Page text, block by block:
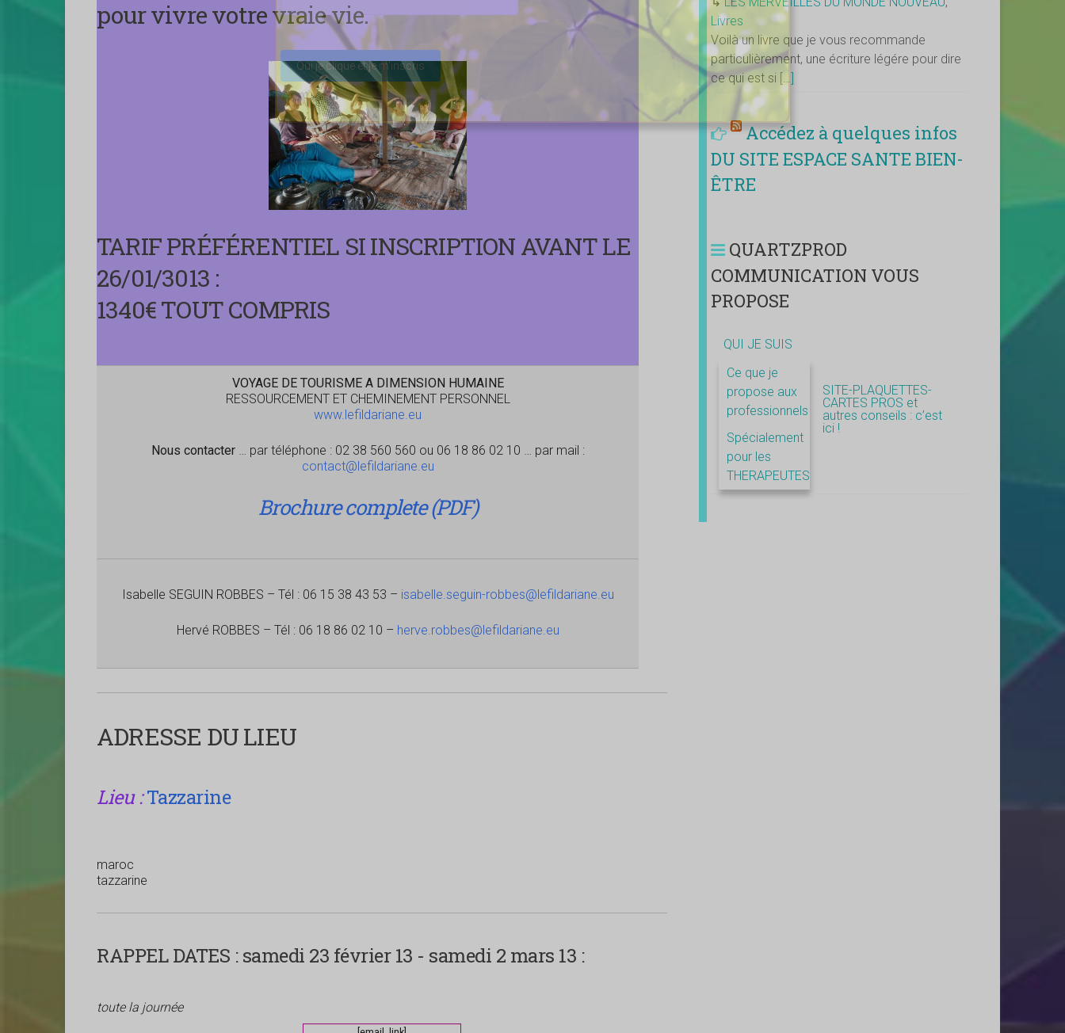
pour vivre votre vraie vie.
TARIF PRÉFÉRENTIEL SI INSCRIPTION AVANT LE
26/01/3013 :
1340€ TOUT COMPRIS
VOYAGE DE TOURISME A DIMENSION HUMAINE
RESSOURCEMENT ET CHEMINEMENT PERSONNEL
www.lefildariane.eu
Nous contacter
… par téléphone : 02 38 560 560 ou 06 18 86 02 10 … par mail :
contact@lefildariane.eu
Brochure complete (PDF)
Isabelle SEGUIN ROBBES – Tél : 06 15 38 43 53 – isabelle.seguin-robbes@lefildariane.eu
Hervé ROBBES – Tél : 06 18 86 02 10 – herve.robbes@lefildariane.eu
ADRESSE DU LIEU
Lieu :Tazzarine
maroc
tazzarine
RAPPEL DATES :samedi 23 février 13 - samedi 2 mars 13 :
toute la journée
Livres
Voilà un livre que je vous recommande
particulièrement, une écriture légére pour dire
ce qui est si […]
Accédez à quelques infos
DU SITE ESPACE SANTE BIEN-
ÊTRE
QUARTZPROD
COMMUNICATION VOUS
PROPOSE
QUI JE SUIS
Ce que je
propose aux
professionnels
Spécialement
pour les
THERAPEUTES
SITE-PLAQUETTES-
CARTES PROS et
autres conseils : c’est
ici !
Veuillez laisser ce champ vide.